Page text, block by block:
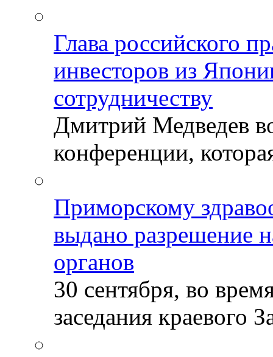
Глава российского
инвесторов из
сотрудничеству
Дмитрий Медведев
конференции,
Приморскому
выдано разрешение
органов
30 сентября, во
заседания краевого